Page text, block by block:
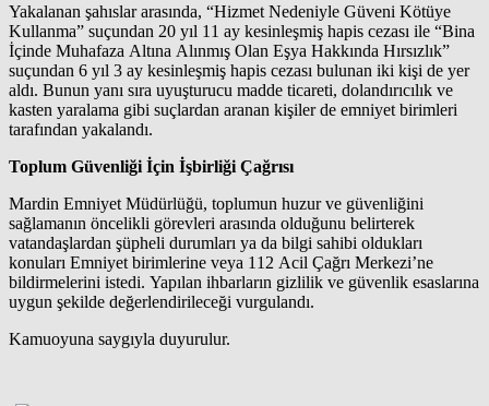
Yakalanan şahıslar arasında, “Hizmet Nedeniyle Güveni Kötüye
Kullanma” suçundan 20 yıl 11 ay kesinleşmiş hapis cezası ile “Bina
İçinde Muhafaza Altına Alınmış Olan Eşya Hakkında Hırsızlık”
suçundan 6 yıl 3 ay kesinleşmiş hapis cezası bulunan iki kişi de yer
aldı. Bunun yanı sıra uyuşturucu madde ticareti, dolandırıcılık ve
kasten yaralama gibi suçlardan aranan kişiler de emniyet birimleri
tarafından yakalandı.
Toplum Güvenliği İçin İşbirliği Çağrısı
Mardin Emniyet Müdürlüğü, toplumun huzur ve güvenliğini
sağlamanın öncelikli görevleri arasında olduğunu belirterek
vatandaşlardan şüpheli durumları ya da bilgi sahibi oldukları
konuları Emniyet birimlerine veya 112 Acil Çağrı Merkezi’ne
bildirmelerini istedi. Yapılan ihbarların gizlilik ve güvenlik esaslarına
uygun şekilde değerlendirileceği vurgulandı.
Kamuoyuna saygıyla duyurulur.